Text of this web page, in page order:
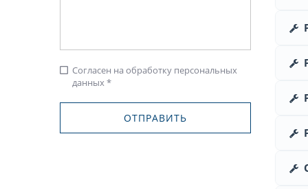
check_box_outline_blank Согласен на обработку персональных
данных *